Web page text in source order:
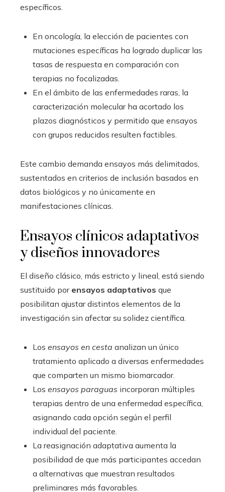
específicos.
En oncología, la elección de pacientes con
mutaciones específicas ha logrado duplicar las
tasas de respuesta en comparación con
terapias no focalizadas.
En el ámbito de las enfermedades raras, la
caracterización molecular ha acortado los
plazos diagnósticos y permitido que ensayos
con grupos reducidos resulten factibles.
Este cambio demanda ensayos más delimitados,
sustentados en criterios de inclusión basados en
datos biológicos y no únicamente en
manifestaciones clínicas.
Ensayos clínicos adaptativos
y diseños innovadores
El diseño clásico, más estricto y lineal, está siendo
sustituido por ensayos adaptativos que
posibilitan ajustar distintos elementos de la
investigación sin afectar su solidez científica.
Los ensayos en cesta analizan un único
tratamiento aplicado a diversas enfermedades
que comparten un mismo biomarcador.
Los ensayos paraguas incorporan múltiples
terapias dentro de una enfermedad específica,
asignando cada opción según el perfil
individual del paciente.
La reasignación adaptativa aumenta la
posibilidad de que más participantes accedan
a alternativas que muestran resultados
preliminares más favorables.